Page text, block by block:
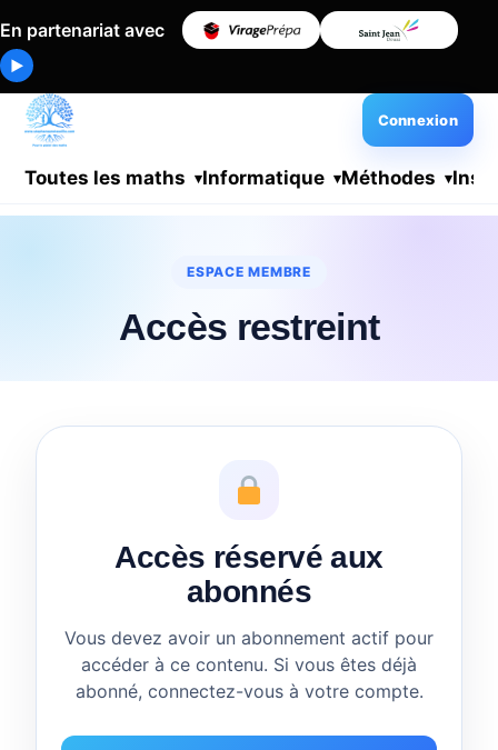
En partenariat avec
▶
Toutes les maths Informatique Méthodes
Connexion
ESPACE MEMBRE
Accès restreint
Accès réservé aux
abonnés
Vous devez avoir un abonnement actif pour
accéder à ce contenu. Si vous êtes déjà
abonné, connectez-vous à votre compte.